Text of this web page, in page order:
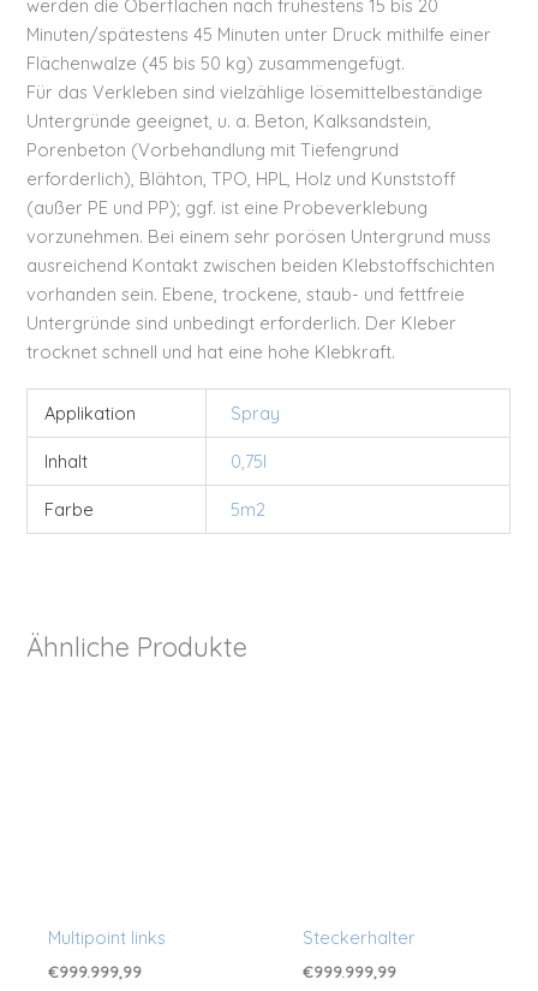
werden die Oberflächen nach frühestens 15 bis 20
Minuten/spätestens 45 Minuten unter Druck mithilfe einer
Flächenwalze (45 bis 50 kg) zusammengefügt.
Für das Verkleben sind vielzählige lösemittelbeständige
Untergründe geeignet, u. a. Beton, Kalksandstein,
Porenbeton (Vorbehandlung mit Tiefengrund
erforderlich), Blähton, TPO, HPL, Holz und Kunststoff
(außer PE und PP); ggf. ist eine Probeverklebung
vorzunehmen. Bei einem sehr porösen Untergrund muss
ausreichend Kontakt zwischen beiden Klebstoffschichten
vorhanden sein. Ebene, trockene, staub- und fettfreie
Untergründe sind unbedingt erforderlich. Der Kleber
trocknet schnell und hat eine hohe Klebkraft.
Applikation Spray
Inhalt 0,75l
Farbe 5m2
Ähnliche Produkte
Multipoint links
€999.999,99
Steckerhalter
€999.999,99